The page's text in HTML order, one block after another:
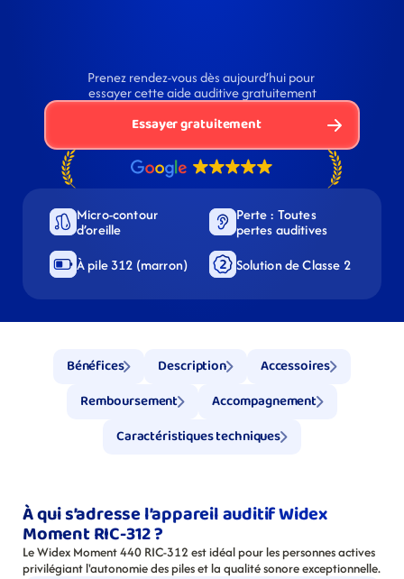
Prenez rendez-vous dès aujourd’hui pour
essayer cette aide auditive gratuitement
Essayer gratuitement
Micro-contour
d’oreille
Perte : Toutes
pertes auditives
À pile 312 (marron)
Solution de Classe 2
Bénéfices Description
Accessoires
Remboursement
Accompagnement
Caractéristiques techniques
À qui s’adresse l’appareil auditif Widex
Moment RIC-312 ?
Le Widex Moment 440 RIC-312 est idéal pour les personnes actives
privilégiant l'autonomie des piles et la qualité sonore exceptionnelle.